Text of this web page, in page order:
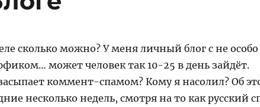
сколько можно? У меня личный блог с не особо
может человек так 10-25 в день зайдёт.
коммент-спамом? Кому я насолил? Об
несколько недель, смотря на то как русский